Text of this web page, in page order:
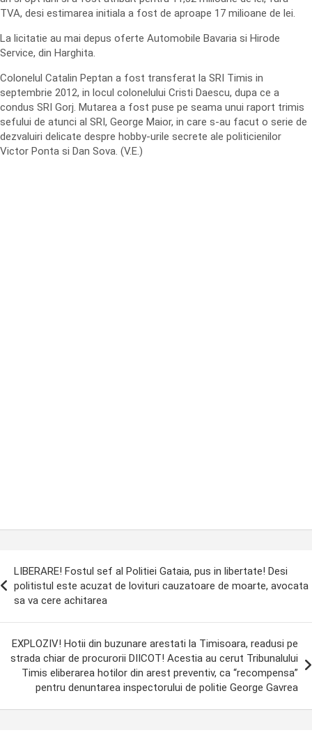
TVA, desi estimarea initiala a fost de aproape 17 milioane de lei.
La licitatie au mai depus oferte Automobile Bavaria si Hirode
Service, din Harghita.
Colonelul Catalin Peptan a fost transferat la SRI Timis in
septembrie 2012, in locul colonelului Cristi Daescu, dupa ce a
condus SRI Gorj. Mutarea a fost puse pe seama unui raport trimis
sefului de atunci al SRI, George Maior, in care s-au facut o serie de
dezvaluiri delicate despre hobby-urile secrete ale politicienilor
Victor Ponta si Dan Sova. (V.E.)
LIBERARE! Fostul sef al Politiei Gataia, pus in libertate! Desi
politistul este acuzat de lovituri cauzatoare de moarte, avocata
sa va cere achitarea
EXPLOZIV! Hotii din buzunare arestati la Timisoara, readusi pe
strada chiar de procurorii DIICOT! Acestia au cerut Tribunalului
Timis eliberarea hotilor din arest preventiv, ca “recompensa”
pentru denuntarea inspectorului de politie George Gavrea